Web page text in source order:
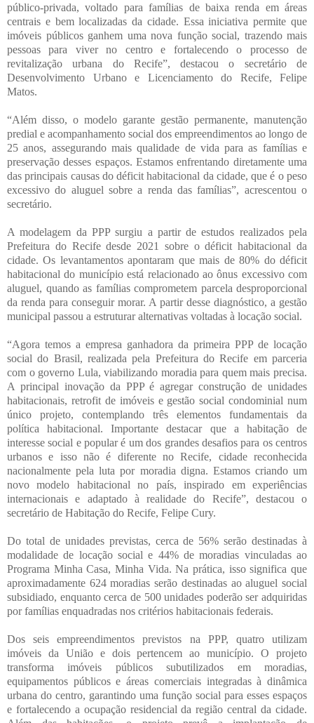
público-privada, voltado para famílias de baixa renda em áreas
centrais e bem localizadas da cidade. Essa iniciativa permite que
imóveis públicos ganhem uma nova função social, trazendo mais
pessoas para viver no centro e fortalecendo o processo de
revitalização urbana do Recife”, destacou o secretário de
Desenvolvimento Urbano e Licenciamento do Recife, Felipe
Matos.
“Além disso, o modelo garante gestão permanente, manutenção
predial e acompanhamento social dos empreendimentos ao longo de
25 anos, assegurando mais qualidade de vida para as famílias e
preservação desses espaços. Estamos enfrentando diretamente uma
das principais causas do déficit habitacional da cidade, que é o peso
excessivo do aluguel sobre a renda das famílias”, acrescentou o
secretário.
A modelagem da PPP surgiu a partir de estudos realizados pela
Prefeitura do Recife desde 2021 sobre o déficit habitacional da
cidade. Os levantamentos apontaram que mais de 80% do déficit
habitacional do município está relacionado ao ônus excessivo com
aluguel, quando as famílias comprometem parcela desproporcional
da renda para conseguir morar. A partir desse diagnóstico, a gestão
municipal passou a estruturar alternativas voltadas à locação social.
“Agora temos a empresa ganhadora da primeira PPP de locação
social do Brasil, realizada pela Prefeitura do Recife em parceria
com o governo Lula, viabilizando moradia para quem mais precisa.
A principal inovação da PPP é agregar construção de unidades
habitacionais, retrofit de imóveis e gestão social condominial num
único projeto, contemplando três elementos fundamentais da
política habitacional. Importante destacar que a habitação de
interesse social e popular é um dos grandes desafios para os centros
urbanos e isso não é diferente no Recife, cidade reconhecida
nacionalmente pela luta por moradia digna. Estamos criando um
novo modelo habitacional no país, inspirado em experiências
internacionais e adaptado à realidade do Recife”, destacou o
secretário de Habitação do Recife, Felipe Cury.
Do total de unidades previstas, cerca de 56% serão destinadas à
modalidade de locação social e 44% de moradias vinculadas ao
Programa Minha Casa, Minha Vida. Na prática, isso significa que
aproximadamente 624 moradias serão destinadas ao aluguel social
subsidiado, enquanto cerca de 500 unidades poderão ser adquiridas
por famílias enquadradas nos critérios habitacionais federais.
Dos seis empreendimentos previstos na PPP, quatro utilizam
imóveis da União e dois pertencem ao município. O projeto
transforma imóveis públicos subutilizados em moradias,
equipamentos públicos e áreas comerciais integradas à dinâmica
urbana do centro, garantindo uma função social para esses espaços
e fortalecendo a ocupação residencial da região central da cidade.